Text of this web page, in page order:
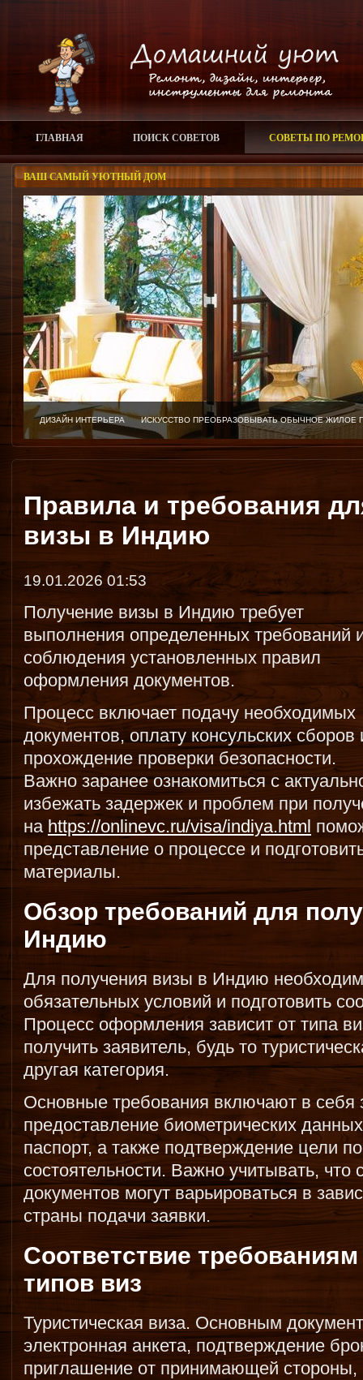
ГЛАВНАЯ ПОИСК СОВЕТОВ СОВЕТЫ ПО
ВАШ САМЫЙ УЮТНЫЙ ДОМ
ДИЗАЙН ИНТЕРЬЕРА ИСКУССТВО ПРЕОБРАЗОВЫВАТЬ ОБЫЧНОЕ
Правила и требования
визы в Индию
19.01.2026 01:53
Получение визы в Индию требует
выполнения определенных требований
соблюдения установленных правил
оформления документов.
Процесс включает подачу необходимых
документов, оплату консульских сборов
прохождение проверки безопасности.
Важно заранее ознакомиться с
избежать задержек и проблем при
на https://onlinevc.ru/visa/indiya.html
представление о процессе и
материалы.
Обзор требований для
Индию
Для получения визы в Индию
обязательных условий и подготовить
Процесс оформления зависит от типа
получить заявитель, будь то
другая категория.
Основные требования включают в себя
предоставление биометрических
паспорт, а также подтверждение цели
состоятельности. Важно учитывать,
документов могут варьироваться в
страны подачи заявки.
Соответствие
типов виз
Туристическая виза. Основным
электронная анкета, подтверждение
приглашение от принимающей стороны,